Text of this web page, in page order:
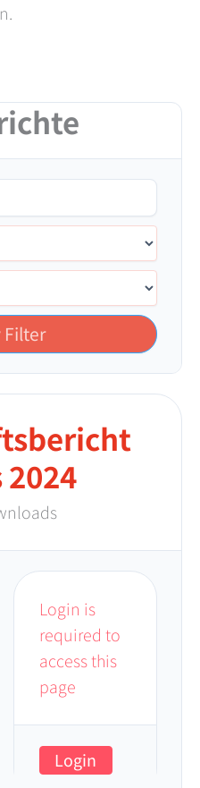
Filter
2024
Login is
required to
access this
page
Login